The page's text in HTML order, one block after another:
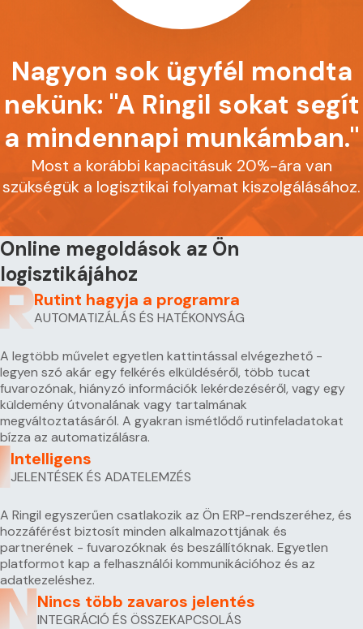
Nagyon sok ügyfél mondta
nekünk: "A Ringil sokat segít
a mindennapi munkámban."
Most a korábbi kapacitásuk 20%-ára van
szükségük a logisztikai folyamat kiszolgálásához.
Online megoldások az Ön
logisztikájához
Rutint hagyja a programra
AUTOMATIZÁLÁS ÉS HATÉKONYSÁG
A legtöbb művelet egyetlen kattintással elvégezhető -
legyen szó akár egy felkérés elküldéséről, több tucat
fuvarozónak, hiányzó információk lekérdezéséről, vagy egy
küldemény útvonalának vagy tartalmának
megváltoztatásáról. A gyakran ismétlődő rutinfeladatokat
bízza az automatizálásra.
Intelligens
JELENTÉSEK ÉS ADATELEMZÉS
A Ringil egyszerűen csatlakozik az Ön ERP-rendszeréhez, és
hozzáférést biztosít minden alkalmazottjának és
partnerének - fuvarozóknak és beszállítóknak. Egyetlen
platformot kap a felhasználói kommunikációhoz és az
adatkezeléshez.
Nincs több zavaros jelentés
INTEGRÁCIÓ ÉS ÖSSZEKAPCSOLÁS